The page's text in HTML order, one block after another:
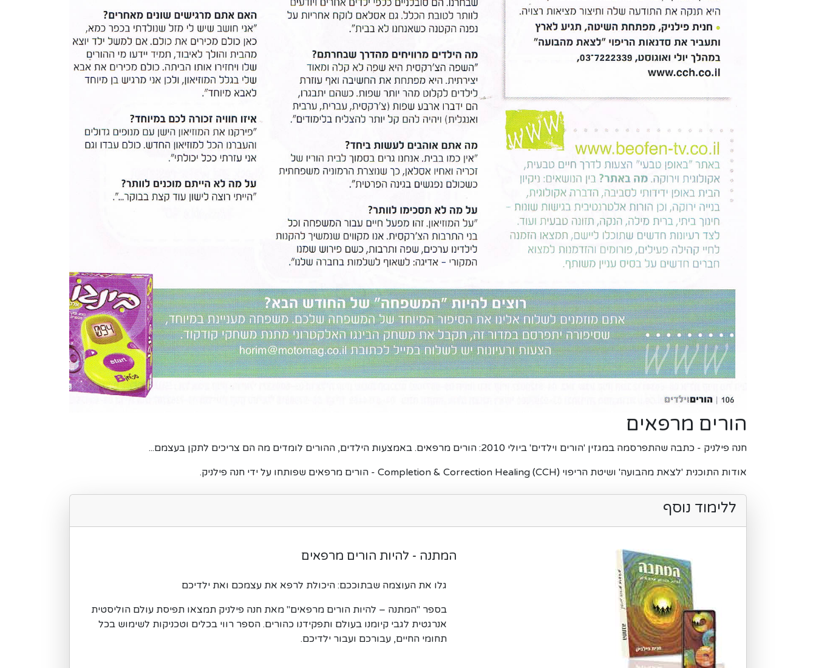
הורים מרפאים
חנה פילניק - כתבה שהתפרסמה במגזין 'הורים וילדים' ביולי 2010: הורים מרפאים. באמצעות הילדים, ההורים לומדים מה הם צריכים לתקן בעצמם...
אודות התוכנית 'לצאת מהבועה' ושיטת הריפוי (Completion & Correction Healing (CCH - הורים מרפאים שפותחו על ידי חנה פילניק.
ללימוד נוסף
המתנה - להיות הורים מרפאים
גלו את העוצמה שבתוככם: היכולת לרפא את עצמכם ואת ילדיכם
בספר "המתנה – להיות הורים מרפאים" מאת חנה פילניק תמצאו תפיסת עולם הוליסטית
אנרגטית לגבי קיומנו בעולם ותפקידנו כהורים. הספר רווי בכלים וטכניקות לשימוש בכל
תחומי החיים, עבורכם ועבור ילדיכם.